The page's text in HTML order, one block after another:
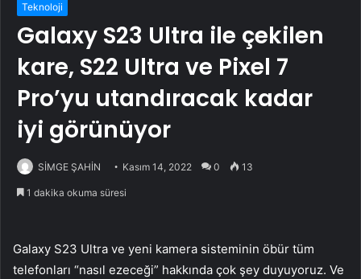
Teknoloji
Galaxy S23 Ultra ile çekilen
kare, S22 Ultra ve Pixel 7
Pro’yu utandıracak kadar
iyi görünüyor
SİMGE ŞAHİN Kasım 14, 2022 0 13
1 dakika okuma süresi
Galaxy S23 Ultra ve yeni kamera sisteminin öbür tüm
telefonları “nasıl ezeceği” hakkında çok şey duyuyoruz. Ve